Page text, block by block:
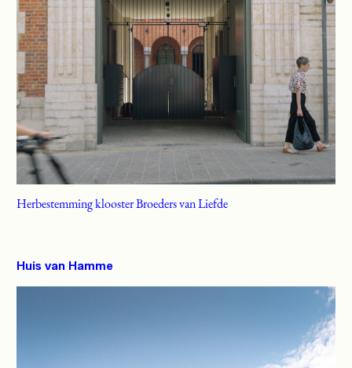
Herbestemming klooster Broeders van Liefde
Huis van Hamme